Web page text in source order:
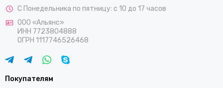
С Понедельника по пятницу: с 10 до 17 часов
ООО «Альянс»
ИНН 7723804888
ОГРН 1117746526468
Покупателям